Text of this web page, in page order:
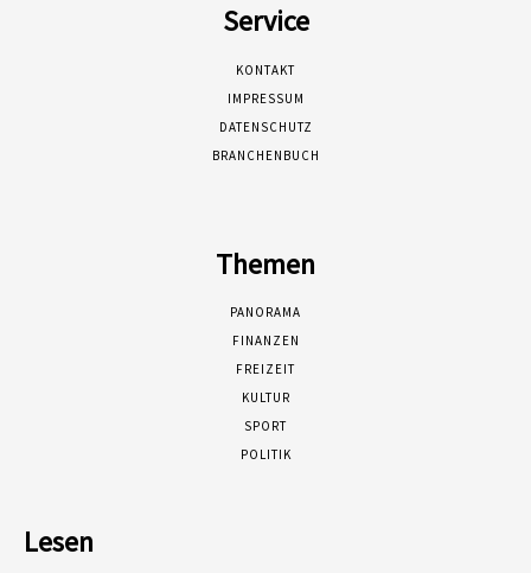
Service
KONTAKT
IMPRESSUM
DATENSCHUTZ
BRANCHENBUCH
Themen
PANORAMA
FINANZEN
FREIZEIT
KULTUR
SPORT
POLITIK
Lesen